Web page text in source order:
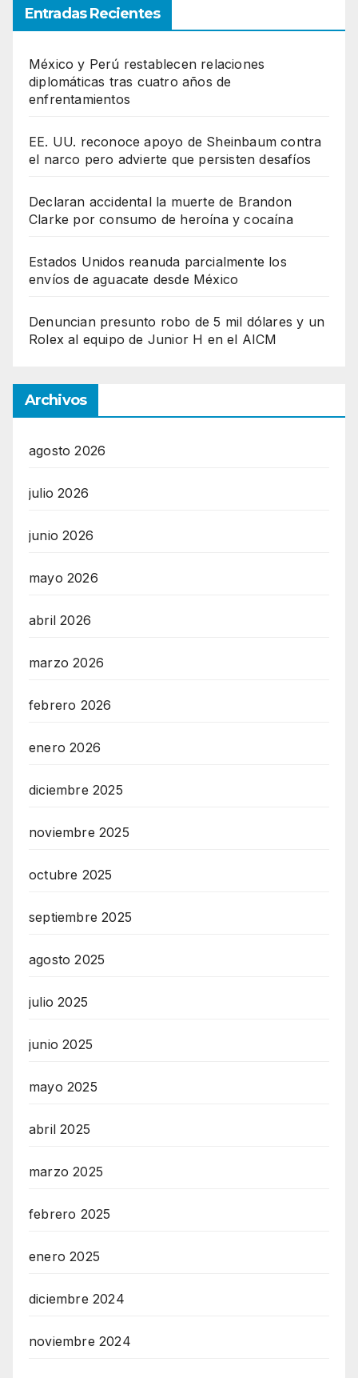
Entradas Recientes
México y Perú restablecen relaciones
diplomáticas tras cuatro años de
enfrentamientos
EE. UU. reconoce apoyo de Sheinbaum contra
el narco pero advierte que persisten desafíos
Declaran accidental la muerte de Brandon
Clarke por consumo de heroína y cocaína
Estados Unidos reanuda parcialmente los
envíos de aguacate desde México
Denuncian presunto robo de 5 mil dólares y un
Rolex al equipo de Junior H en el AICM
Archivos
agosto 2026
julio 2026
junio 2026
mayo 2026
abril 2026
marzo 2026
febrero 2026
enero 2026
diciembre 2025
noviembre 2025
octubre 2025
septiembre 2025
agosto 2025
julio 2025
junio 2025
mayo 2025
abril 2025
marzo 2025
febrero 2025
enero 2025
diciembre 2024
noviembre 2024